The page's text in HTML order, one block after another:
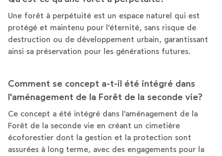
Une forêt à perpétuité est un espace naturel qui est
protégé et maintenu pour l'éternité, sans risque de
destruction ou de développement urbain, garantissant
ainsi sa préservation pour les générations futures.
Comment se concept a-t-il été intégré dans
l'aménagement de la Forêt de la seconde vie?
Ce concept a été intégré dans l'aménagement de la
Forêt de la seconde vie en créant un cimetière
écoforestier dont la gestion et la protection sont
assurées à long terme, avec des engagements pour la